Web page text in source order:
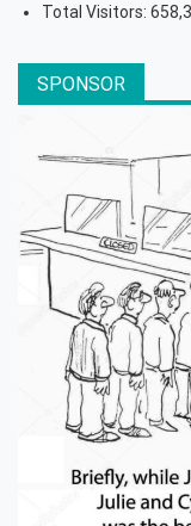
Total Visitors:
SPONSOR